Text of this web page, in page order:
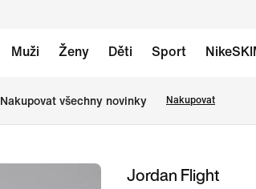
Muži Ženy Děti Sport
Nakupovat všechny novinky Nakupovat
obrázek
Jordan Flight